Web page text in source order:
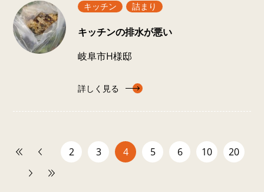
キッチン 詰まり
キッチンの排水が悪い
岐阜市H様邸
詳しく見る
2 3 4 5 6 10 20